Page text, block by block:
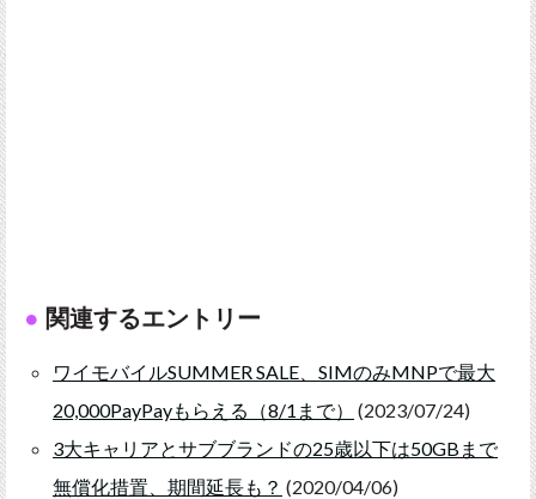
関連するエントリー
ワイモバイルSUMMER SALE、SIMのみMNPで最大
20,000PayPayもらえる（8/1まで）
(2023/07/24)
3大キャリアとサブブランドの25歳以下は50GBまで
無償化措置、期間延長も？ (2020/04/06)